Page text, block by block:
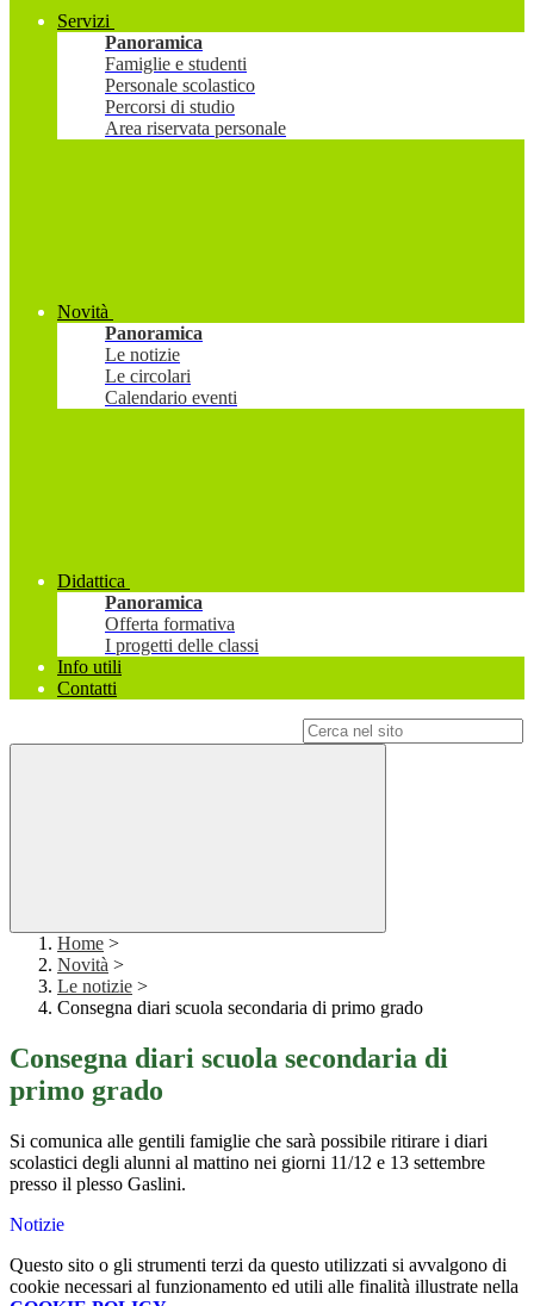
Servizi
Panoramica
Famiglie e studenti
Personale scolastico
Percorsi di studio
Area riservata personale
Novità
Panoramica
Le notizie
Le circolari
Calendario eventi
Didattica
Panoramica
Offerta formativa
I progetti delle classi
Info utili
Contatti
Home >
Novità >
Le notizie >
Consegna diari scuola secondaria di primo grado
Consegna diari scuola secondaria di
primo grado
Si comunica alle gentili famiglie che sarà possibile ritirare i diari
scolastici degli alunni al mattino nei giorni 11/12 e 13 settembre
presso il plesso Gaslini.
Notizie
Questo sito o gli strumenti terzi da questo utilizzati si avvalgono di
cookie necessari al funzionamento ed utili alle finalità illustrate nella